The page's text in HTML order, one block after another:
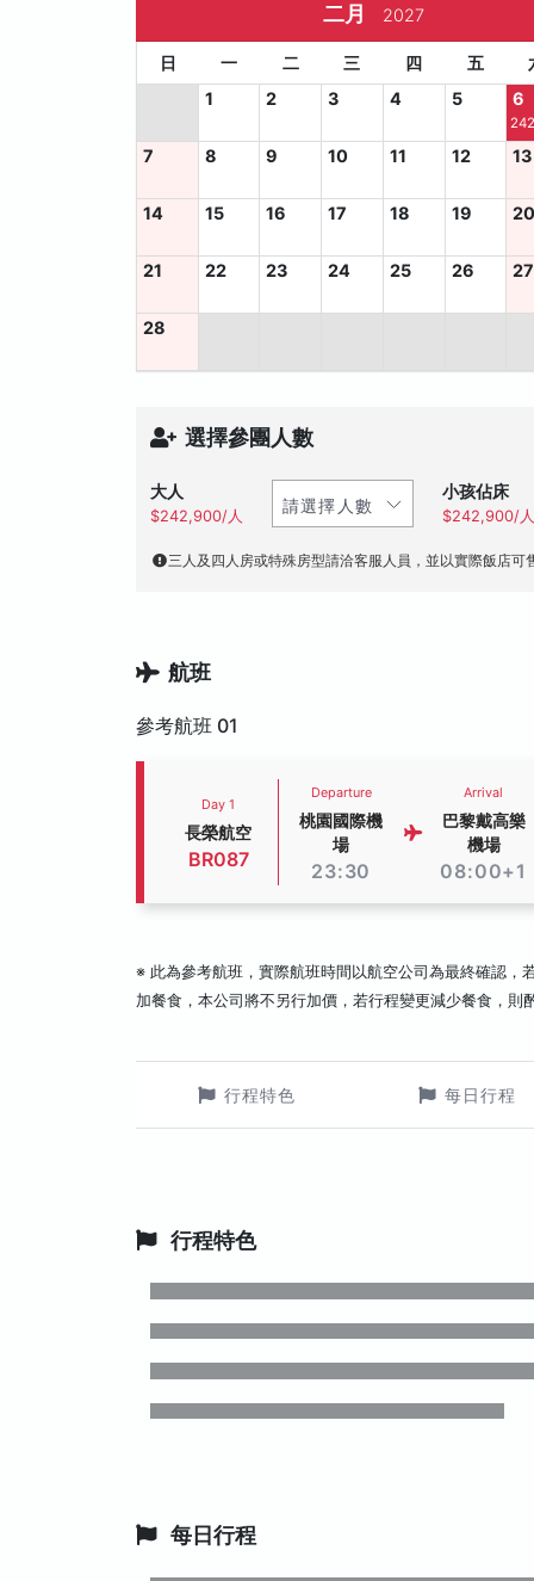
二月 2027
日 一 二 三 四 五
1
2 3 4 5 6
7 8 9 10 11 12 13
14 15 16 17 18 19
21 22 23 24 25 26 27
28
選擇參團人數
大人
$242,900/人
小孩佔床
$242,900/
三人及四人房或特殊房型請洽客服人員，並以實際飯店可
航班
參考航班 01
Day 1
長榮航空
BR087
Departure
桃園國際機
場
23:30
Arrival
巴黎戴高樂
機場
08:00+1
※ 此為參考航班，實際航班時間以航空公司為最終確認，
加餐食，本公司將不另行加價，若行程變更減少餐食，則
行程特色 每日行程
行程特色
每日行程